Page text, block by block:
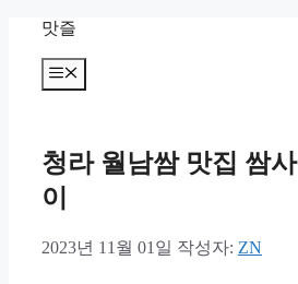
맛즐
메
뉴
청라 월남쌈 맛집 쌈사
이
2023년 11월 01일 작성자: ZN